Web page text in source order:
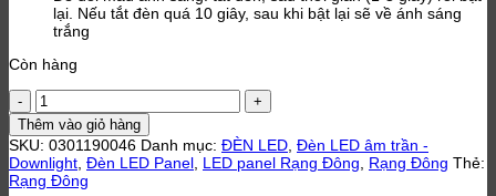
lại. Nếu tắt đèn quá 10 giây, sau khi bật lại sẽ về ánh sáng
trắng
Còn hàng
Đèn
LED
Panel
tròn
đổi
màu
Thêm vào giỏ hàng
SKU: 0301190046 Danh mục: ĐÈN LED Đèn LED âm trần -
Downlight Đèn LED Panel LED panel Rạng Đông Rạng Đông Thẻ:
Rạng Đông